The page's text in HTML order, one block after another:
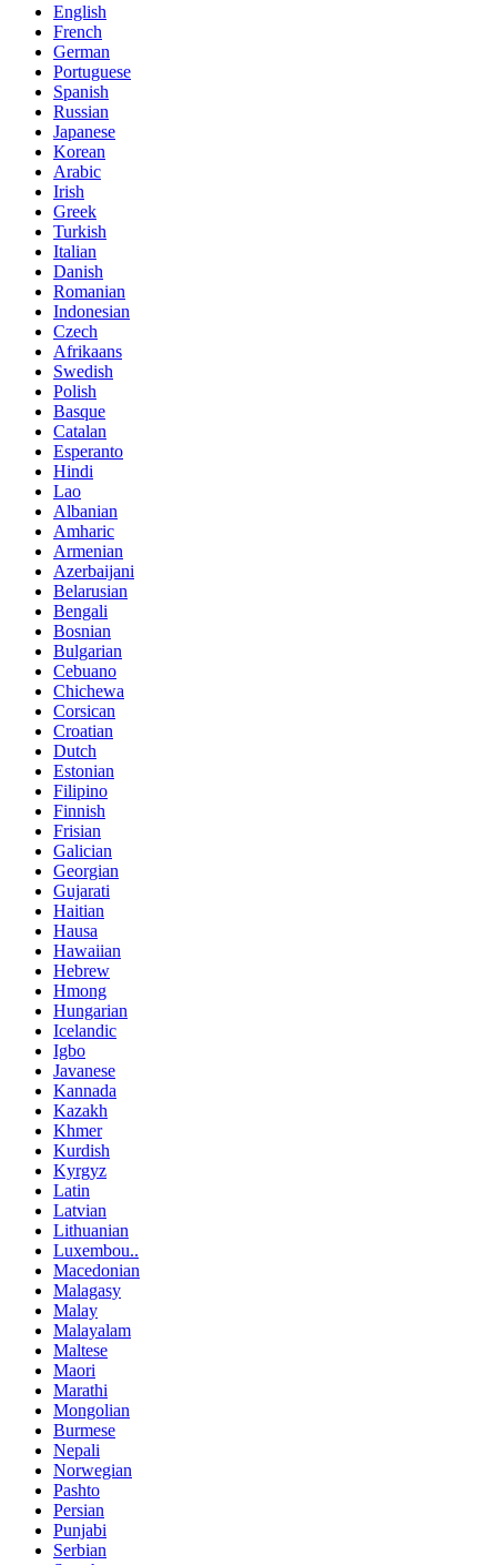
English
French
German
Portuguese
Spanish
Russian
Japanese
Korean
Arabic
Irish
Greek
Turkish
Italian
Danish
Romanian
Indonesian
Czech
Afrikaans
Swedish
Polish
Basque
Catalan
Esperanto
Hindi
Lao
Albanian
Amharic
Armenian
Azerbaijani
Belarusian
Bengali
Bosnian
Bulgarian
Cebuano
Chichewa
Corsican
Croatian
Dutch
Estonian
Filipino
Finnish
Frisian
Galician
Georgian
Gujarati
Haitian
Hausa
Hawaiian
Hebrew
Hmong
Hungarian
Icelandic
Igbo
Javanese
Kannada
Kazakh
Khmer
Kurdish
Kyrgyz
Latin
Latvian
Lithuanian
Luxembou..
Macedonian
Malagasy
Malay
Malayalam
Maltese
Maori
Marathi
Mongolian
Burmese
Nepali
Norwegian
Pashto
Persian
Punjabi
Serbian